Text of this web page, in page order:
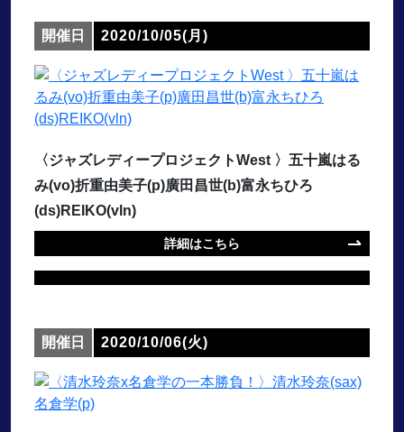
開催日 2020/10/05(月)
〈ジャズレディープロジェクトWest 〉五十嵐はる
み(vo)折重由美子(p)廣田昌世(b)富永ちひろ
(ds)REIKO(vln)
詳細はこちら
開催日 2020/10/06(火)